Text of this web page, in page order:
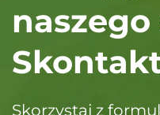
Skorzystaj z